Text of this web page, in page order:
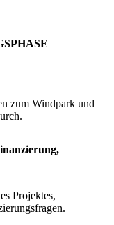
zum Windpark und
Projektes,